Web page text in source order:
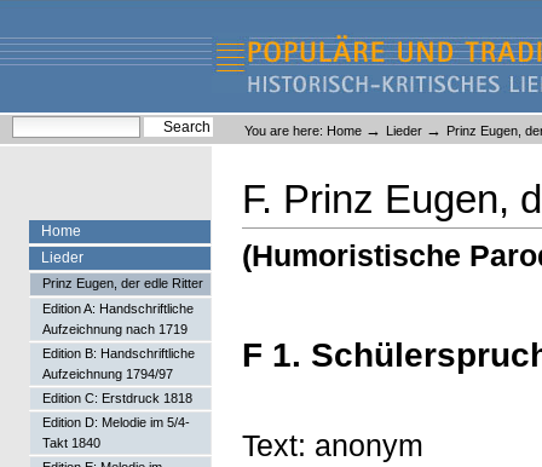
content.
navigation
Liederlexikon
Personal
tools
You are here: Home → Lieder → Prinz Eugen,
F. Prinz Eugen,
(Humoristische
F 1.
Text: anonym
Home
Lieder
Prinz Eugen, der edle Ritter
Edition A: Handschriftliche
Aufzeichnung nach 1719
Edition B: Handschriftliche
Aufzeichnung 1794/97
Edition C: Erstdruck 1818
Edition D: Melodie im 5/4-
Takt 1840